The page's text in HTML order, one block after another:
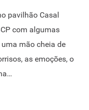
pavilhão Casal
com algumas
mão cheia de
as emoções, o